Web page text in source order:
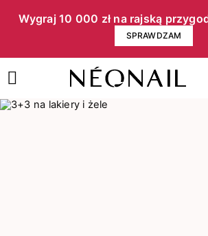
Wygraj 10 000 zł na rajską
SPRAWDZAM